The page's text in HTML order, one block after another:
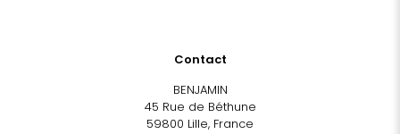
Contact
BENJAMIN
45 Rue de Béthune
59800 Lille, France